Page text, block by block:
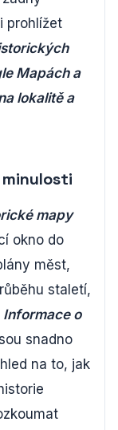
prohlížet
Mapách a
lokalitě a
mapy
okno do
měst,
staletí,
Informace o
snadno
na to, jak